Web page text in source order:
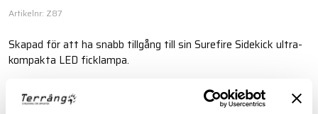
Artikelnr: Z87
Skapad för att ha snabb tillgång till sin Surefire Sidekick ultra-
kompakta LED ficklampa.
Läs mer